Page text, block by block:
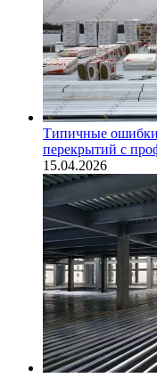
Типичные
перекрытий с
15.04.2026